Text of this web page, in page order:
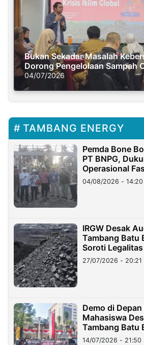
Bukan Sekadar Masalah
Dorong Pengelolaan Sampah
Solusi Krisis Iklim
04/07/2026
TAMBANG ENERGY
Pemda Bone
PT BNPG,
Operasional
04/08/2026 - 14:20
IRGW Desak
Tambang Batu
Soroti
Stockpile
27/07/2026 - 20:21
Demo di
Mahasiswa
Tambang Batu
Lampung
14/07/2026 - 21:50